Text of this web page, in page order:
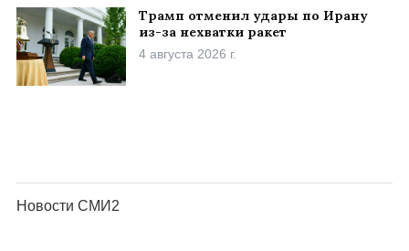
Трамп отменил удары по Ирану
из-за нехватки ракет
4 августа 2026 г.